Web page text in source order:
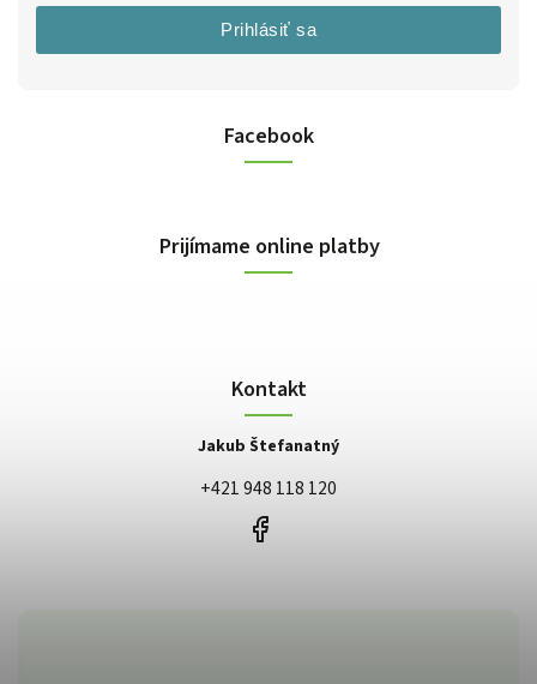
Facebook
Prijímame online platby
Kontakt
Jakub Štefanatný
+421 948 118 120
Prihlásiť sa